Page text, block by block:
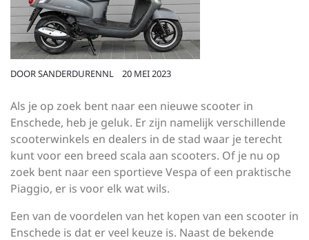
DOORSANDERDURENNL 20 MEI 2023
Als je op zoek bent naar een nieuwe scooter in
Enschede, heb je geluk. Er zijn namelijk verschillende
scooterwinkels en dealers in de stad waar je terecht
kunt voor een breed scala aan scooters. Of je nu op
zoek bent naar een sportieve Vespa of een praktische
Piaggio, er is voor elk wat wils.
Een van de voordelen van het kopen van een scooter in
Enschede is dat er veel keuze is. Naast de bekende